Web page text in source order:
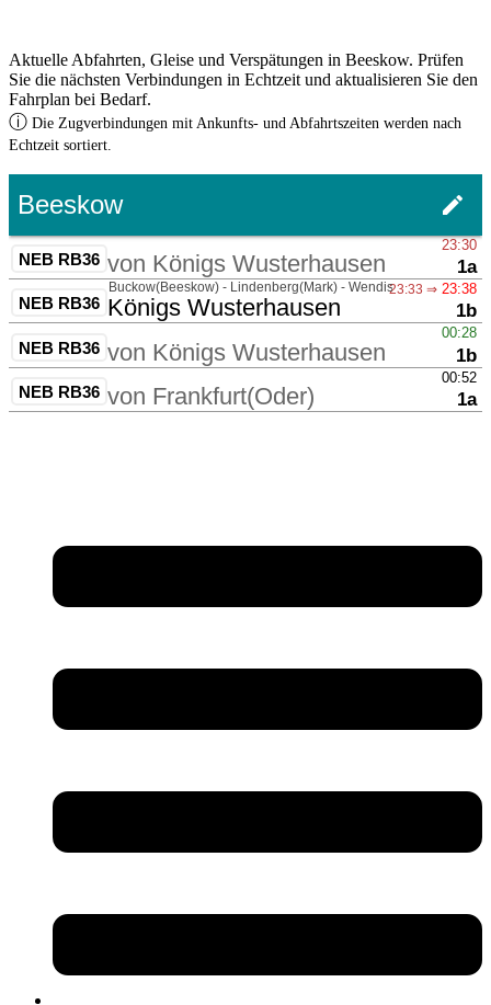
Aktuelle Abfahrten, Gleise und Verspätungen in Beeskow. Prüfen
Sie die nächsten Verbindungen in Echtzeit und aktualisieren Sie den
Fahrplan bei Bedarf.
ⓘ Die Zugverbindungen mit Ankunfts- und Abfahrtszeiten werden nach
Echtzeit sortiert.